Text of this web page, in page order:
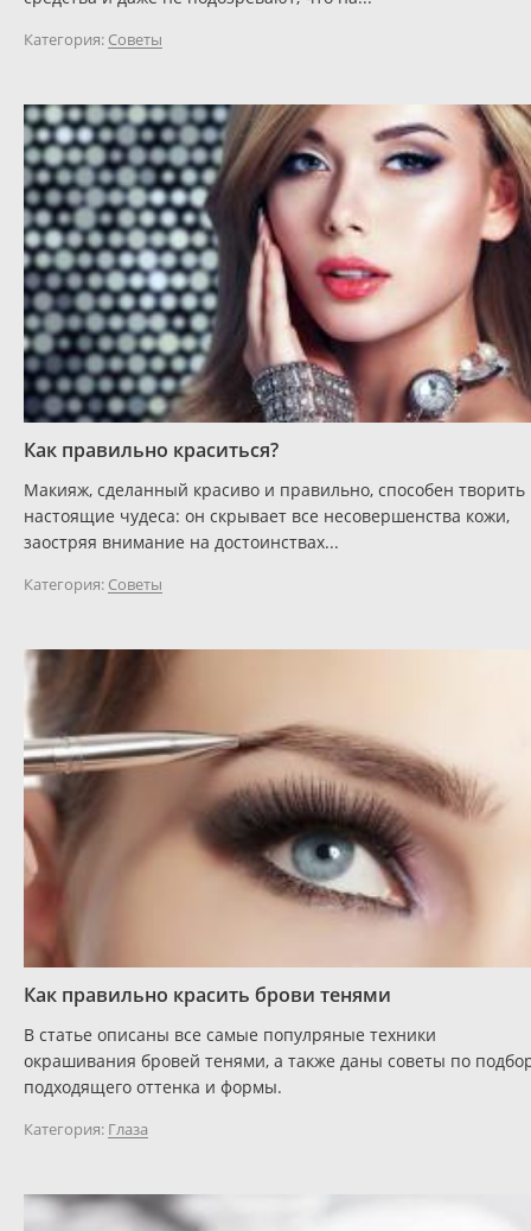
Категория: Советы
Как правильно краситься?
Макияж, сделанный красиво и правильно, способен творить
настоящие чудеса: он скрывает все несовершенства кожи,
заостряя внимание на достоинствах...
Категория: Советы
Как правильно красить брови тенями
В статье описаны все самые популряные техники
окрашивания бровей тенями, а также даны советы по
подходящего оттенка и формы.
Категория: Глаза